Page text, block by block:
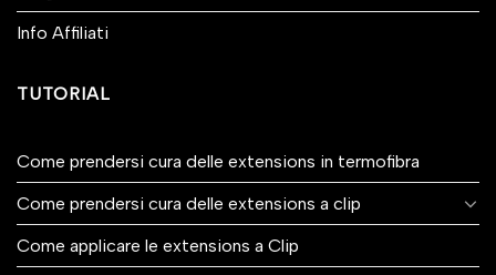
Info Affiliati
TUTORIAL
Come prendersi cura delle extensions in termofibra
Come prendersi cura delle extensions a clip
Come applicare le extensions a Clip